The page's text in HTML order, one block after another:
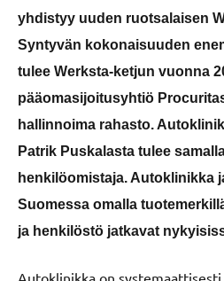
yhdistyy uuden ruotsalaisen
Syntyvän kokonaisuuden
tulee Werksta-ketjun vuonna
pääomasijoitusyhtiö
hallinnoima rahasto.
Patrik Puskalasta tulee
henkilöomistaja. Autoklinikka
Suomessa omalla
ja henkilöstö jatkavat
Autoklinikka on